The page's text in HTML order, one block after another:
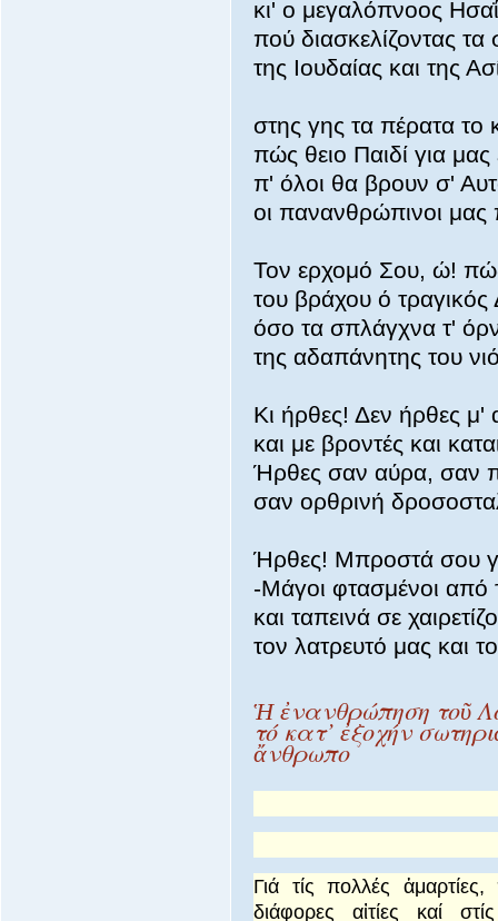
κι' ο μεγαλόπνοος
πού διασκελίζοντας
της Ιουδαίας και της
στης γης τα πέρατα το
πώς θειο Παιδί για
π' όλοι θα βρουν σ'
οι πανανθρώπινοι μας
Τον ερχομό Σου, ώ!
του βράχου ό
όσο τα σπλάγχνα τ'
της αδαπάνητης του
Κι ήρθες! Δεν ήρθες μ'
και με βροντές και
Ήρθες σαν αύρα, σαν
σαν ορθρινή
Ήρθες! Μπροστά σου
-Μάγοι φτασμένοι από
και ταπεινά σε
τον λατρευτό μας και
Ἡ ἐνανθρώπηση τοῦ
τό κατ’ ἐξοχήν
ἄνθρωπο
Γιά τίς πολλές
διάφορες αἰτίες καί